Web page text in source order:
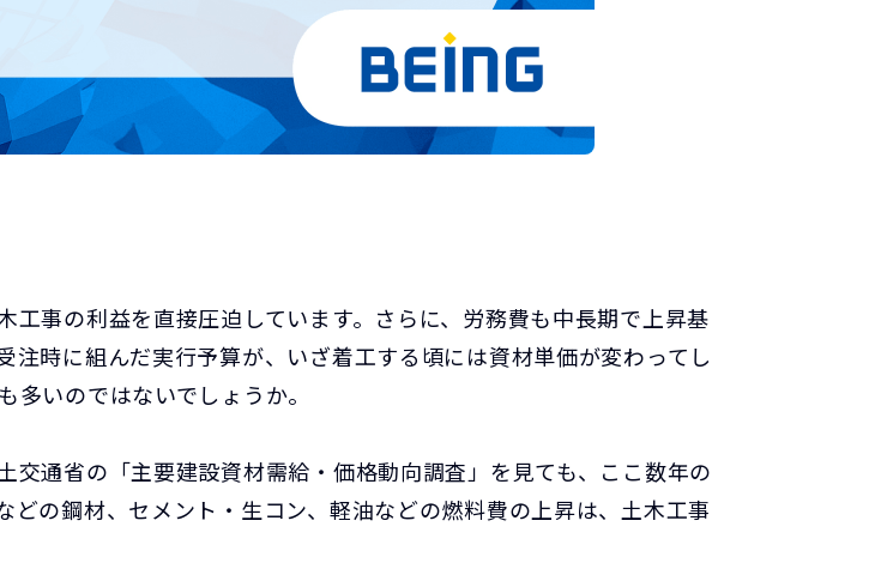
事の利益を直接圧迫しています。さらに、労務費も中長期で上昇基
時に組んだ実行予算が、いざ着工する頃には資材単価が変わってし
いのではないでしょうか。
通省の「主要建設資材需給・価格動向調査」を見ても、ここ数年の
の鋼材、セメント・生コン、軽油などの燃料費の上昇は、土木工事